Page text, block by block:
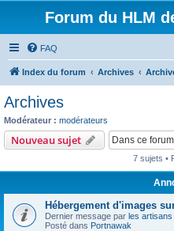
Forum du HLM
FAQ
Index du forum Archives
Archives
Modérateur : modérateurs
Nouveau sujet
7 sujets •
Hébergement d'images
Dernier message par les artisans
Posté dans Portnawak